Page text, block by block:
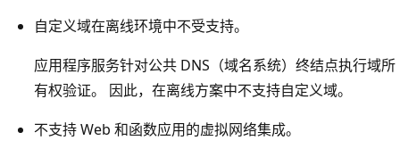
自定义域在离线环境中不受支持。
应用程序服务针对公共 DNS（域名系统）终结点执行域所
有权验证。 因此，在离线方案中不支持自定义域。
不支持 Web 和函数应用的虚拟网络集成。